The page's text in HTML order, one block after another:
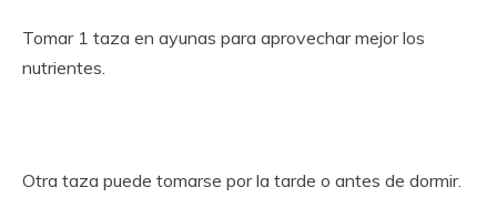
Tomar 1 taza en ayunas para aprovechar mejor los
nutrientes.
Otra taza puede tomarse por la tarde o antes de dormir.